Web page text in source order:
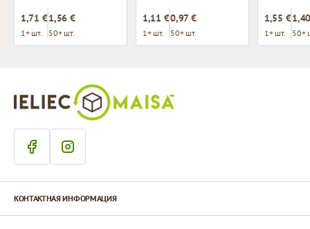
1,71 €
1+ шт.
1,56 €
50+ шт.
1,11 €
1+ шт.
0,97 €
50+ шт.
1,55 €
1+ шт. 50+
КОНТАКТНАЯ ИНФОРМАЦИЯ